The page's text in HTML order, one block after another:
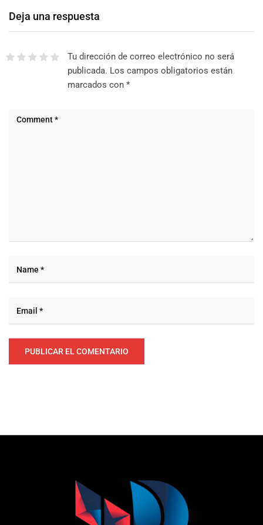
Deja una respuesta
Tu dirección de correo electrónico no será
publicada. Los campos obligatorios están
marcados con *